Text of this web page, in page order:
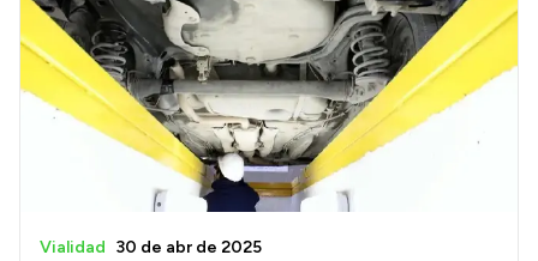
Vialidad 30 de abr de 2025